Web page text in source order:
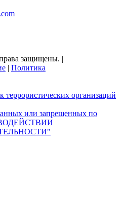
защищены. |
| Политика
организаций
или запрещенных по